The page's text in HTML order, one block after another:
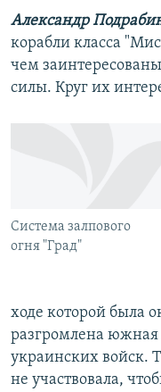
Александр
корабли класса
чем
силы. Круг их
Система залпового
огня "Град"
ходе которой была
разгромлена южная
украинских войск.
не участвовала,